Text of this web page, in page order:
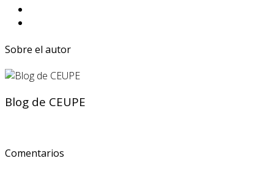
Sobre el autor
Blog de CEUPE
Comentarios